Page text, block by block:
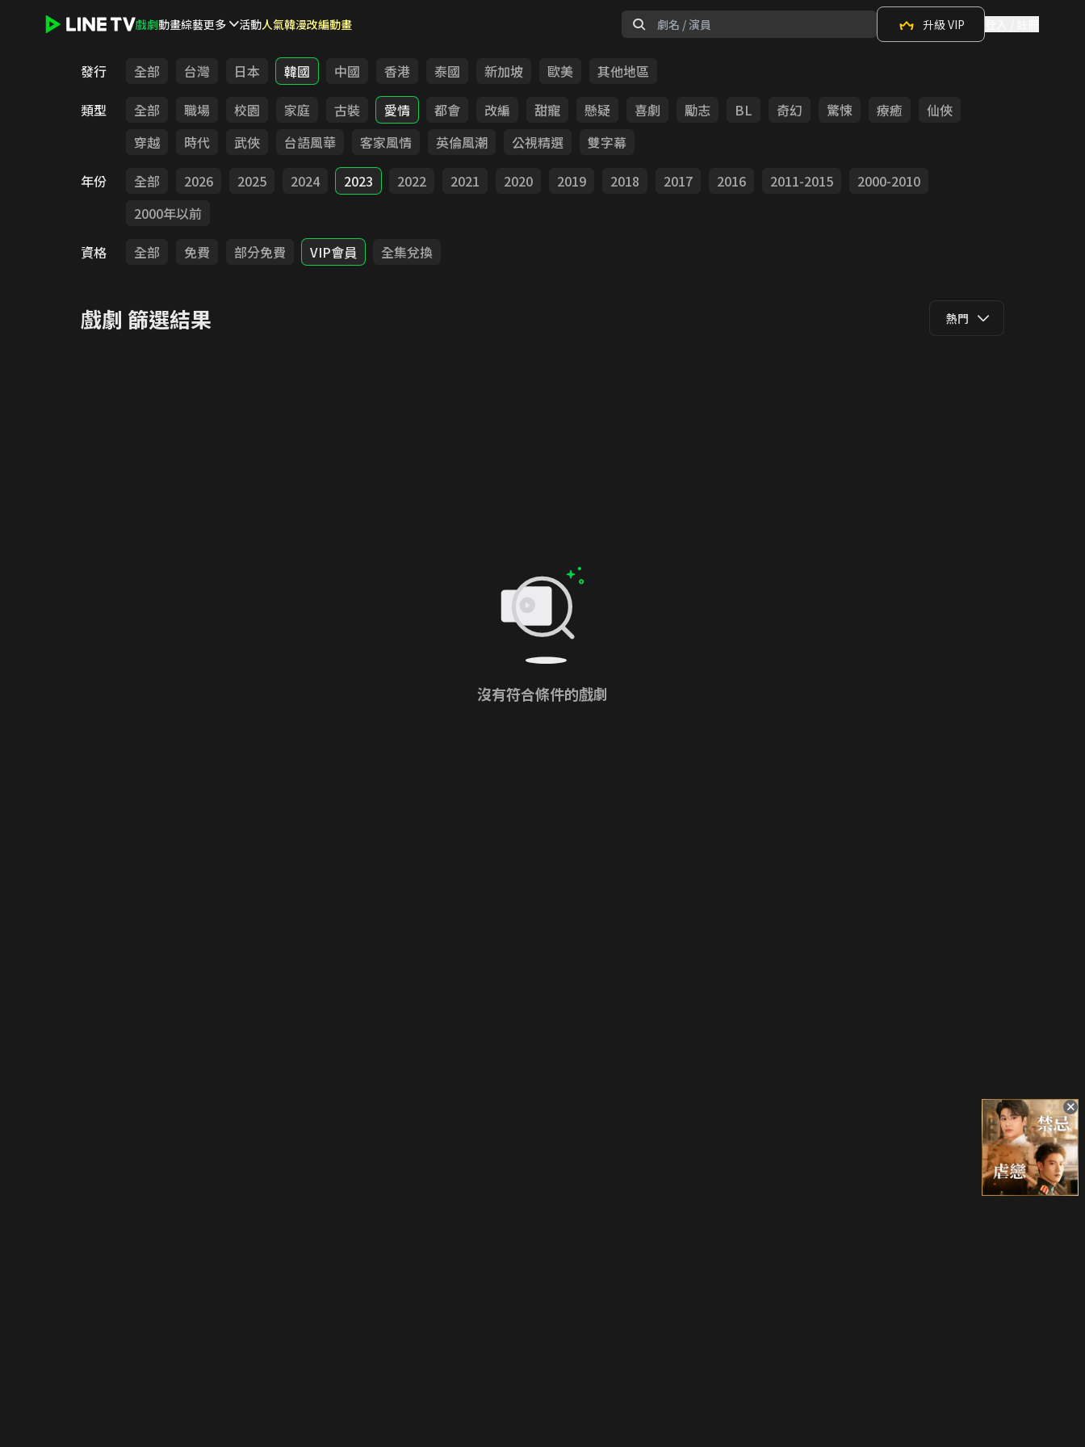
戲劇動畫綜藝更多 活動人氣韓漫改編動畫 升級 VIP
發行 全部 台灣 日本 韓國 中國 香港 泰國 新加坡 歐美
其他地區
類型
全部 職場 校園 家庭 古裝 愛情 都會 改編 甜寵 懸疑 喜劇 勵志 BL 奇幻 驚悚 療癒
仙俠
穿越
時代 武俠 台語風華 客家風情 英倫風潮 公視精選
雙字幕
年份
全部 2026 2025 2024 2023 2022 2021 2020 2019 2018 2017 2016 2011-2015
2000-2010
2000年以前
資格
全部 免費 部分免費 VIP會員 全集兌換
戲劇 篩選結果 熱門
沒有符合條件的戲劇